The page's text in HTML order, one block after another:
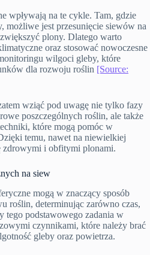
wpływają na te cykle. Tam, gdzie
możliwe jest przesunięcie siewów na
plony. Dlatego warto
oraz stosować nowoczesne
wilgoci gleby, które
dla rozwoju roślin [Source:
wziąć pod uwagę nie tylko fazy
poszczególnych roślin, ale także
które mogą pomóc w
temu, nawet na niewielkiej
zdrowymi i obfitymi plonami.
na siew
mogą w znaczący sposób
roślin, determinując zarówno czas,
tego podstawowego zadania w
czynnikami, które należy brać
gleby oraz powietrza.